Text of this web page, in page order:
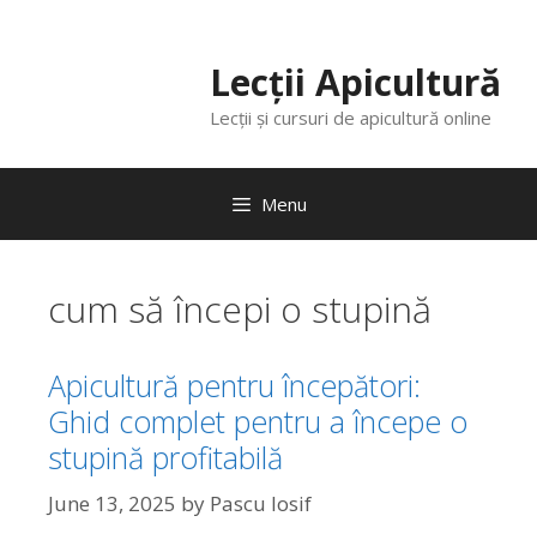
Lecții Apicultură
Lecții și cursuri de apicultură online
Menu
cum să începi o stupină
Apicultură pentru începători:
Ghid complet pentru a începe o
stupină profitabilă
June 13, 2025 by Pascu Iosif